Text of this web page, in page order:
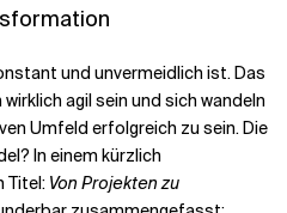
und unvermeidlich ist. Das
agil sein und sich wandeln
Umfeld erfolgreich zu sein. Die
In einem kürzlich
Titel: Von Projekten zu